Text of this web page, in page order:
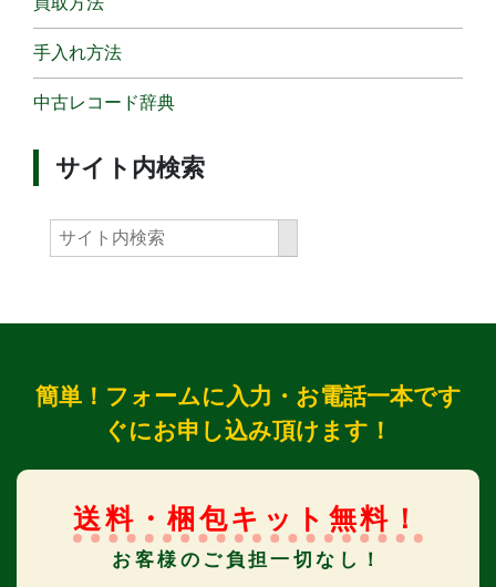
手入れ方法
中古レコード辞典
サイト内検索
簡単！フォームに入力・お電話一本です
ぐにお申し込み頂けます！
送料・梱包キット無料！
お客様のご負担一切なし！